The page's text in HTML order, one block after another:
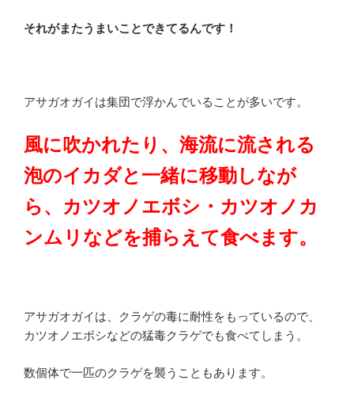
それがまたうまいことできてるんです！
アサガオガイは集団で浮かんでいることが多いです。
風に吹かれたり、海流に流される
泡のイカダと一緒に移動しなが
ら、カツオノエボシ・カツオノカ
ンムリなどを捕らえて食べます。
アサガオガイは、クラゲの毒に耐性をもっているので、
カツオノエボシなどの猛毒クラゲでも食べてしまう。
数個体で一匹のクラゲを襲うこともあります。